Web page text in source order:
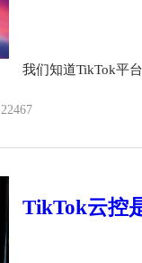
我们知道TikTok平
22467
TikTok云控